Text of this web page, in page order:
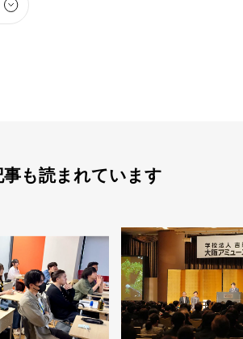
も読まれています